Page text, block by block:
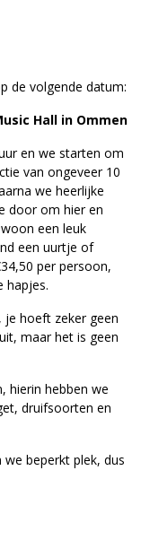
de volgende datum:
Hall in Ommen
en we starten om
van ongeveer 10
we heerlijke
door om hier en
een leuk
een uurtje of
per persoon,
hapjes.
je hoeft zeker geen
maar het is geen
hierin hebben we
druifsoorten en
beperkt plek, dus